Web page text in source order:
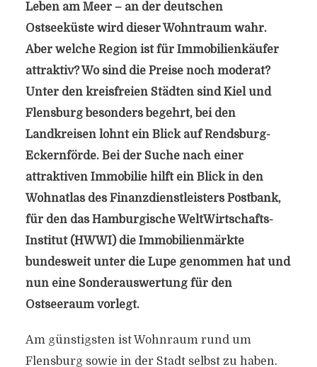
Leben am Meer – an der deutschen
Ostseeküste wird dieser Wohntraum wahr.
Aber welche Region ist für Immobilienkäufer
attraktiv? Wo sind die Preise noch moderat?
Unter den kreisfreien Städten sind Kiel und
Flensburg besonders begehrt, bei den
Landkreisen lohnt ein Blick auf Rendsburg-
Eckernförde. Bei der Suche nach einer
attraktiven Immobilie hilft ein Blick in den
Wohnatlas des Finanzdienstleisters Postbank,
für den das Hamburgische Welt­Wirtschafts­
Institut (HWWI) die Immobilienmärkte
bundesweit unter die Lupe genommen hat und
nun eine Sonderauswertung für den
Ostseeraum vorlegt.
Am günstigsten ist Wohnraum rund um
Flensburg sowie in der Stadt selbst zu haben.